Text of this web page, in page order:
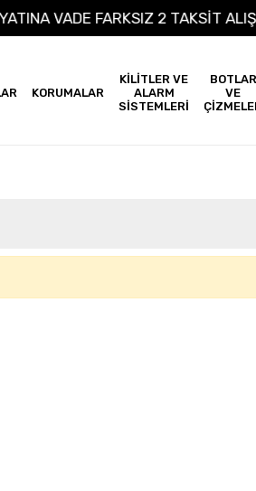
VADE FARKSIZ 2 TAKSİT
KORUMALAR
KİLİTLER VE
ALARM
SİSTEMLERİ
BOTLAR
VE